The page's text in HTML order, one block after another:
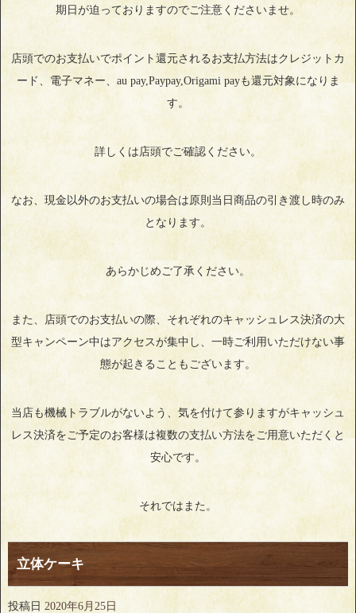
期日が迫っておりますのでご注意くださいませ。
店頭でのお支払いでポイント還元されるお支払方法はクレジットカ
ード、電子マネー、au pay,Paypay,Origami payも還元対象になりま
す。
詳しくは店頭でご確認ください。
なお、現金以外のお支払いの場合は原則当日商品の引き渡し時のみ
となります。
あらかじめご了承ください。
また、店頭でのお支払いの際、それぞれのキャッシュレス決済の大
型キャンペーン中はアクセスが集中し、一時ご利用いただけない事
態が起きることもございます。
当店も機械トラブルがないよう、気を付けて参りますがキャッシュ
レス決済をご予定のお客様は複数の支払い方法をご用意いただくと
安心です。
それではまた。
立体ケーキ
投稿日 2020年6月25日